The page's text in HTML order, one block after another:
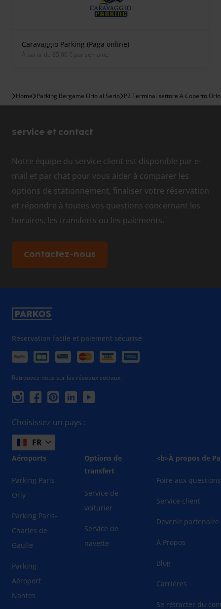
Caravaggio Parking (Paga online)
À partir de 85,00 € par semaine
Home Parking Bergame Orio al Serio P2 Terminal settore A Coperto
Service et contact
Notre équipe du service client est disponible par e-
mail et par chat pour vous aider à comparer les
options de stationnement, finaliser votre réservation
et répondre à toutes vos questions concernant les
horaires, les transferts ou les paiements.
Contactez-nous
Réservation facile et paiement sécurisé
Retrouvez-nous sur les réseaux sociaux.
Choisissez un pays :
FR
Aéroports
Parking Paris-
Orly
Parking Paris-
Charles de
Gaulle
Parking
Aéroport
Nantes
Options de
transfert
Service de
voiturier
Service de
navette
<b>À propos de
Foire aux questions
Service client
Devenir partenaire
À Propos
Blog
Carrières
Se rétracter du